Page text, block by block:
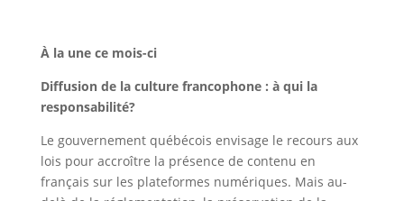
À la une ce mois-ci
Diffusion de la culture francophone : à qui la
responsabilité?
Le gouvernement québécois envisage le recours aux
lois pour accroître la présence de contenu en
français sur les plateformes numériques. Mais au-